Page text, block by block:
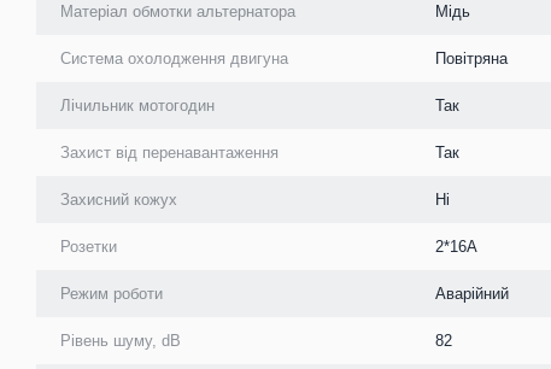
Матеріал обмотки альтернатора Мідь
Система охолодження двигуна Повітряна
Лічильник мотогодин Так
Захист від перенавантаження Так
Захисний кожух Ні
Розетки 2*16А
Режим роботи Аварійний
Рівень шуму, dB 82